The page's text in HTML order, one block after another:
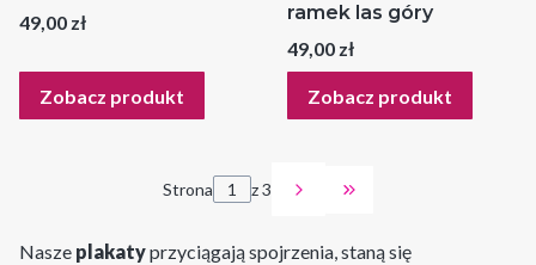
Cena
49,00 zł
Zobacz produkt
ramek las góry
Cena
49,00 zł
Zobacz produkt
Strona z 3 Przejdź do ostatniej
Nasze plakatyprzyciągają spojrzenia, staną się